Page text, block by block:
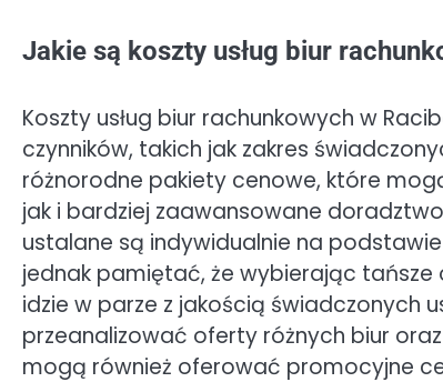
Jakie są koszty usług biur
Koszty usług biur rachunkowych w
czynników, takich jak zakres
różnorodne pakiety cenowe, które
jak i bardziej zaawansowane
ustalane są indywidualnie na
jednak pamiętać, że wybierając tańsze
idzie w parze z jakością świadczonych
przeanalizować oferty różnych biur
mogą również oferować promocyjne